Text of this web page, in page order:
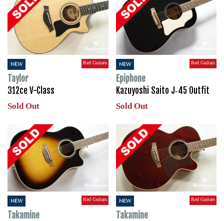
NEW Red Guitars
Taylor
312ce V-Class
Sold Out
NEW Red Guitars
Epiphone
Kazuyoshi Saito J‐45 Outfit
Sold Out
NEW Red Guitars
Takamine
NEW Red Guitars
Takamine